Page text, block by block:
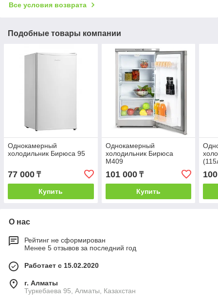
Все условия возврата
Подобные товары компании
Однокамерный
холодильник Бирюса 95
77 000 ₸
Купить
Однокамерный
холодильник Бирюса
M409
101 000₸
Купить
О нас
Рейтинг не сформирован
Менее 5 отзывов за последний год
Работает с 15.02.2020
г. Алматы
Туркебаева 95, Алматы, Казахстан